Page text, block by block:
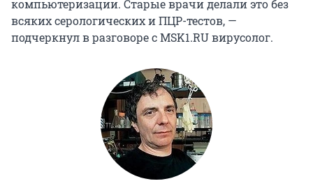
компьютеризации. Старые врачи делали это без
всяких серологических и ПЦР-тестов, —
подчеркнул в разговоре с MSK1.RU вирусолог.